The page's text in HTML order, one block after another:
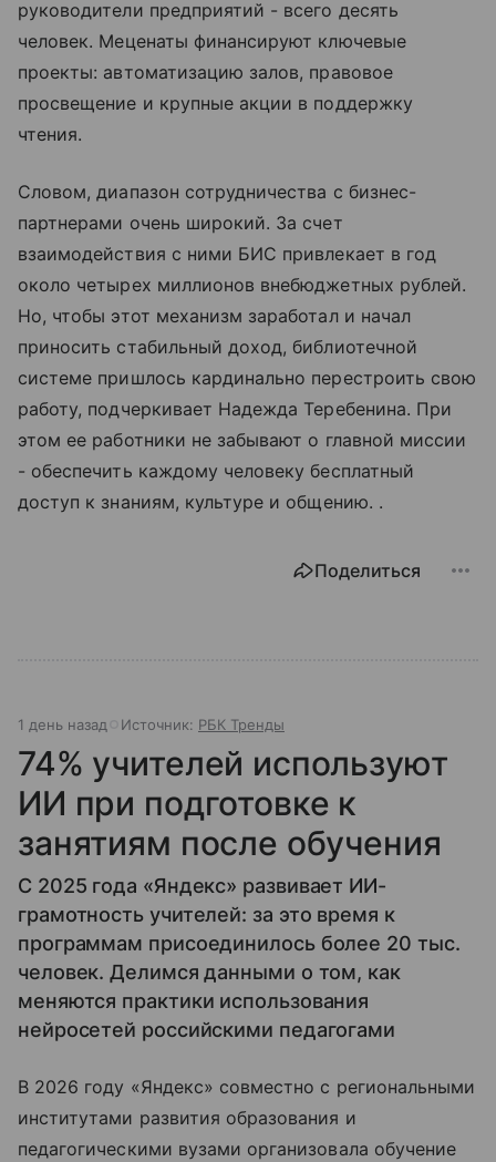
руководители предприятий - всего десять
человек. Меценаты финансируют ключевые
проекты: автоматизацию залов, правовое
просвещение и крупные акции в поддержку
чтения.
Словом, диапазон сотрудничества с бизнес-
партнерами очень широкий. За счет
взаимодействия с ними БИС привлекает в год
около четырех миллионов внебюджетных рублей.
Но, чтобы этот механизм заработал и начал
приносить стабильный доход, библиотечной
системе пришлось кардинально перестроить свою
работу, подчеркивает Надежда Теребенина. При
этом ее работники не забывают о главной миссии
- обеспечить каждому человеку бесплатный
доступ к знаниям, культуре и общению. .
Поделиться
1 день назад Источник: РБК Тренды
74% учителей используют
ИИ при подготовке к
занятиям после обучения
С 2025 года «Яндекс» развивает ИИ-
грамотность учителей: за это время к
программам присоединилось более 20 тыс.
человек. Делимся данными о том, как
меняются практики использования
нейросетей российскими педагогами
В 2026 году «Яндекс» совместно с региональными
институтами развития образования и
педагогическими вузами организовала обучение